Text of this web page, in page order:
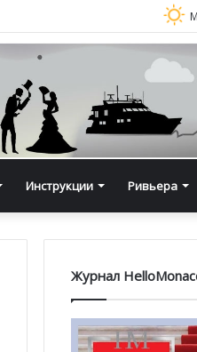
Инструкции Ривьера
Журнал